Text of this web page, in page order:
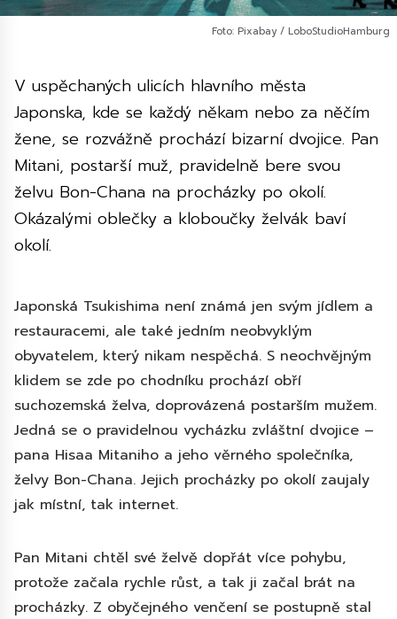
Foto: Pixabay / LoboStudioHamburg
V uspěchaných ulicích hlavního města
Japonska, kde se každý někam nebo za něčím
žene, se rozvážně prochází bizarní dvojice. Pan
Mitani, postarší muž, pravidelně bere svou
želvu Bon-Chana na procházky po okolí.
Okázalými oblečky a kloboučky želvák baví
okolí.
Japonská Tsukishima není známá jen svým jídlem a
restauracemi, ale také jedním neobvyklým
obyvatelem, který nikam nespěchá. S neochvějným
klidem se zde po chodníku prochází obří
suchozemská želva, doprovázená postarším mužem.
Jedná se o pravidelnou vycházku zvláštní dvojice –
pana Hisaa Mitaniho a jeho věrného společníka,
želvy Bon-Chana. Jejich procházky po okolí zaujaly
jak místní, tak internet.
Pan Mitani chtěl své želvě dopřát více pohybu,
protože začala rychle růst, a tak ji začal brát na
procházky. Z obyčejného venčení se postupně stal